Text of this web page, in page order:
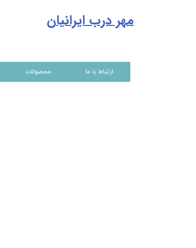
ارتباط با ما محصولات
مهر درب ایرانیان